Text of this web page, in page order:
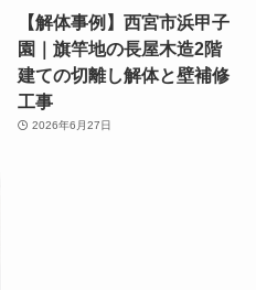
【解体事例】西宮市浜甲子
園｜旗竿地の長屋木造2階
建ての切離し解体と壁補修
工事
2026年6月27日